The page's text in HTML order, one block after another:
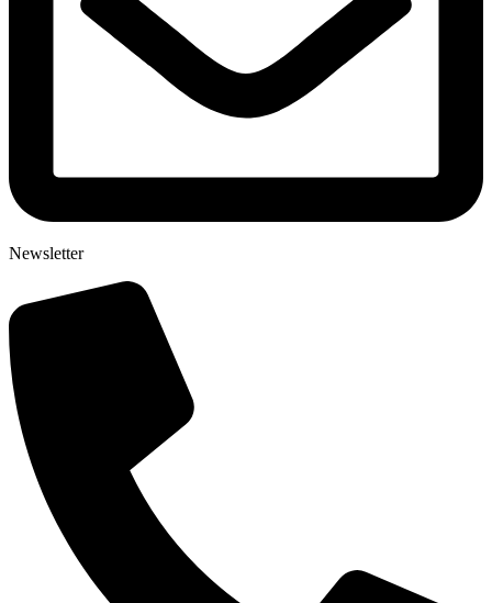
Newsletter